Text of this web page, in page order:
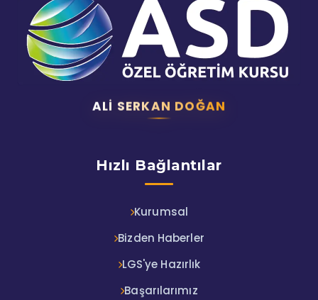
ALI SERKAN DOĞAN
Hızlı Bağlantılar
Kurumsal
Bizden Haberler
LGS'ye Hazırlık
Başarılarımız